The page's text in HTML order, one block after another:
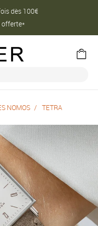
dès 100€
offerte*
NOMOS TETRA